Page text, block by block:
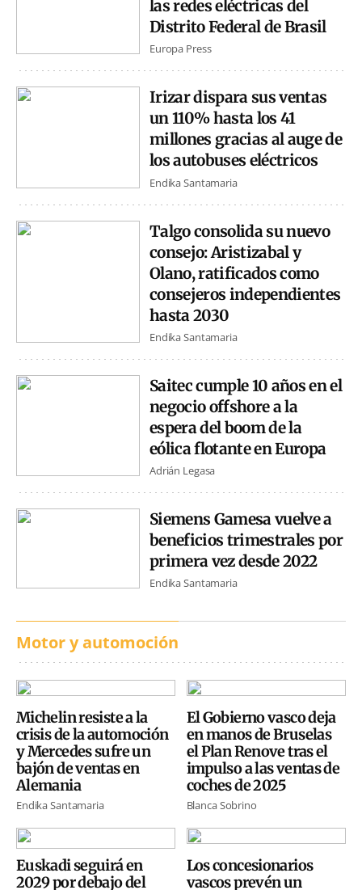
las redes eléctricas del
Distrito Federal de Brasil
Europa Press
Irizar dispara sus ventas
un 110% hasta los 41
millones gracias al auge de
los autobuses eléctricos
Endika Santamaria
Talgo consolida su nuevo
consejo: Aristizabal y
Olano, ratificados como
consejeros independientes
hasta 2030
Endika Santamaria
Saitec cumple 10 años en el
negocio offshore a la
espera del boom de la
eólica flotante en Europa
Adrián Legasa
Siemens Gamesa vuelve a
beneficios trimestrales por
primera vez desde 2022
Endika Santamaria
Motor y automoción
Michelin resiste a la
crisis de la automoción
y Mercedes sufre un
bajón de ventas en
Alemania
Endika Santamaria
El Gobierno vasco deja
en manos de Bruselas
el Plan Renove tras el
impulso a las ventas de
coches de 2025
Blanca Sobrino
Euskadi seguirá en
2029 por debajo del
Los concesionarios
vascos prevén un